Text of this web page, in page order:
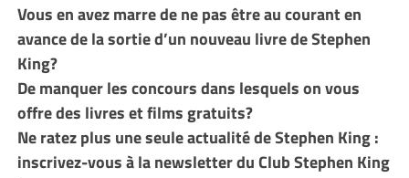
Vous en avez marre de ne pas être au courant en
avance de la sortie d’un nouveau livre de Stephen
King?
De manquer les concours dans lesquels on vous
offre des livres et films gratuits?
Ne ratez plus une seule actualité de Stephen King :
inscrivez-vous à la newsletter du Club Stephen King